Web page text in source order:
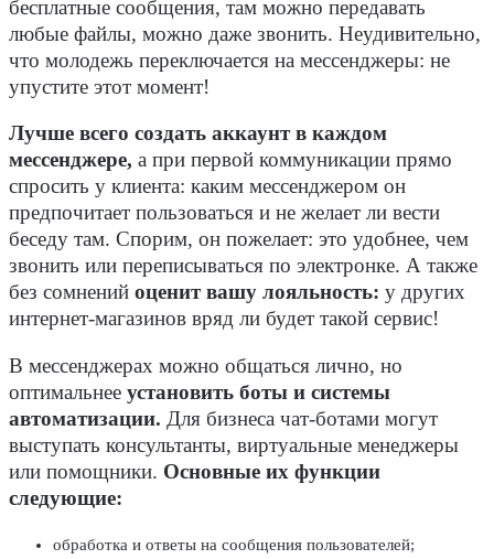
бесплатные сообщения, там можно передавать
любые файлы, можно даже звонить. Неудивительно,
что молодежь переключается на мессенджеры: не
упустите этот момент!
Лучше всего создать аккаунт в каждом
мессенджере, а при первой коммуникации прямо
спросить у клиента: каким мессенджером он
предпочитает пользоваться и не желает ли вести
беседу там. Спорим, он пожелает: это удобнее, чем
звонить или переписываться по электронке. А также
без сомнений оценит вашу лояльность: у других
интернет-магазинов вряд ли будет такой сервис!
В мессенджерах можно общаться лично, но
оптимальнее установить боты и системы
автоматизации. Для бизнеса чат-ботами могут
выступать консультанты, виртуальные менеджеры
или помощники. Основные их функции
следующие:
обработка и ответы на сообщения пользователей;